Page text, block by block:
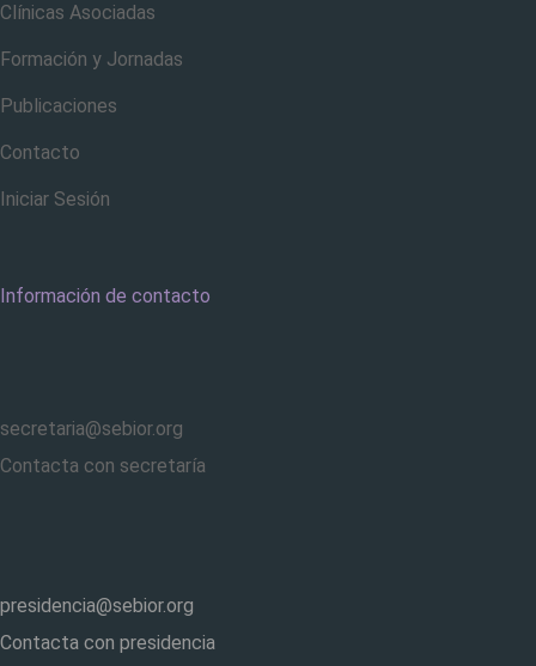
Clínicas Asociadas
Formación y Jornadas
Publicaciones
Contacto
Iniciar Sesión
Información de contacto
secretaria@sebior.org
Contacta con secretaría
presidencia@sebior.org
Contacta con presidencia